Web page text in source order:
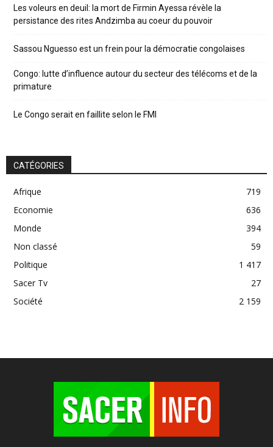
Les voleurs en deuil: la mort de Firmin Ayessa révèle la
persistance des rites Andzimba au coeur du pouvoir
Sassou Nguesso est un frein pour la démocratie congolaises
Congo: lutte d’influence autour du secteur des télécoms et de la
primature
Le Congo serait en faillite selon le FMI
CATÉGORIES
Afrique
719
Economie
636
Monde
394
Non classé
59
Politique
1 417
Sacer Tv
27
Société
2 159